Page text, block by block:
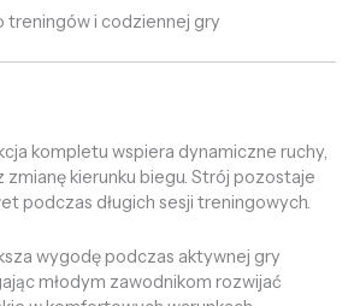
treningów i codziennej gry
kompletu wspiera dynamiczne ruchy,
kierunku biegu. Strój pozostaje
podczas długich sesji treningowych.
wygodę podczas aktywnej gry
młodym zawodnikom rozwijać